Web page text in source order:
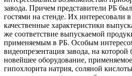
завода. Причем представители РБ
гостями на стенде. Их интересовали
качественные характеристики
же соответствие выпускаемой
применяемым в РБ. Особым
видеопрезентация завода, на
новейшее оборудование,
гипохлорита натрия, соляной